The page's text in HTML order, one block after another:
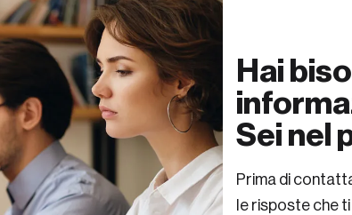
Hai
Sei nel
Prima di
le risposte che